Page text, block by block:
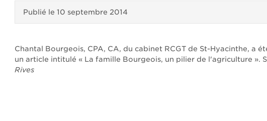
Publié le 10 septembre 2014
Chantal Bourgeois, CPA, CA, du cabinet RCGT de St-Hyacinthe, a
un article intitulé « La famille Bourgeois, un pilier de l'agriculture ».
Rives